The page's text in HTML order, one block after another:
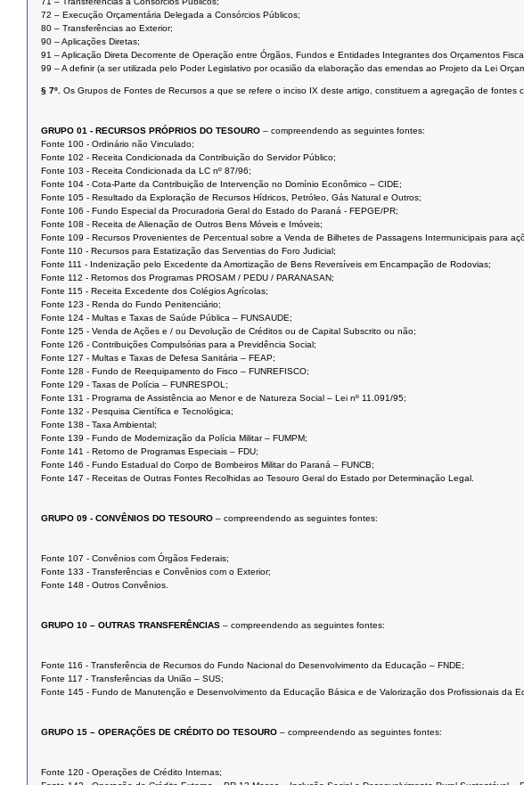
72 – Execução Orçamentária Delegada a Consórcios Públicos;
80 – Transferências ao Exterior;
90 – Aplicações Diretas;
91 – Aplicação Direta Decorrente de Operação entre Órgãos, Fundos e Entidades Integrantes dos Orçamentos
99 – A definir (a ser utilizada pelo Poder Legislativo por ocasião da elaboração das emendas ao Projeto da Lei
§ 7º. Os Grupos de Fontes de Recursos a que se refere o inciso IX deste artigo, constituem a agregação de fontes
GRUPO 01 - RECURSOS PRÓPRIOS DO TESOURO – compreendendo as seguintes fontes:
Fonte 100 - Ordinário não Vinculado;
Fonte 102 - Receita Condicionada da Contribuição do Servidor Público;
Fonte 103 - Receita Condicionada da LC nº 87/96;
Fonte 104 - Cota-Parte da Contribuição de Intervenção no Domínio Econômico – CIDE;
Fonte 105 - Resultado da Exploração de Recursos Hídricos, Petróleo, Gás Natural e Outros;
Fonte 106 - Fundo Especial da Procuradoria Geral do Estado do Paraná - FEPGE/PR;
Fonte 108 - Receita de Alienação de Outros Bens Móveis e Imóveis;
Fonte 109 - Recursos Provenientes de Percentual sobre a Venda de Bilhetes de Passagens Intermunicipais para
Fonte 110 - Recursos para Estatização das Serventias do Foro Judicial;
Fonte 111 - Indenização pelo Excedente da Amortização de Bens Reversíveis em Encampação de Rodovias;
Fonte 112 - Retornos dos Programas PROSAM / PEDU / PARANASAN;
Fonte 115 - Receita Excedente dos Colégios Agrícolas;
Fonte 123 - Renda do Fundo Penitenciário;
Fonte 124 - Multas e Taxas de Saúde Pública – FUNSAUDE;
Fonte 125 - Venda de Ações e / ou Devolução de Créditos ou de Capital Subscrito ou não;
Fonte 126 - Contribuições Compulsórias para a Previdência Social;
Fonte 127 - Multas e Taxas de Defesa Sanitária – FEAP;
Fonte 128 - Fundo de Reequipamento do Fisco – FUNREFISCO;
Fonte 129 - Taxas de Polícia – FUNRESPOL;
Fonte 131 - Programa de Assistência ao Menor e de Natureza Social – Lei nº 11.091/95;
Fonte 132 - Pesquisa Científica e Tecnológica;
Fonte 138 - Taxa Ambiental;
Fonte 139 - Fundo de Modernização da Polícia Militar – FUMPM;
Fonte 141 - Retorno de Programas Especiais – FDU;
Fonte 146 - Fundo Estadual do Corpo de Bombeiros Militar do Paraná – FUNCB;
Fonte 147 - Receitas de Outras Fontes Recolhidas ao Tesouro Geral do Estado por Determinação Legal.
GRUPO 09 - CONVÊNIOS DO TESOURO – compreendendo as seguintes fontes:
Fonte 107 - Convênios com Órgãos Federais;
Fonte 133 - Transferências e Convênios com o Exterior;
Fonte 148 - Outros Convênios.
GRUPO 10 – OUTRAS TRANSFERÊNCIAS – compreendendo as seguintes fontes:
Fonte 116 - Transferência de Recursos do Fundo Nacional do Desenvolvimento da Educação – FNDE;
Fonte 117 - Transferências da União – SUS;
Fonte 145 - Fundo de Manutenção e Desenvolvimento da Educação Básica e de Valorização dos Profissionais da
GRUPO 15 – OPERAÇÕES DE CRÉDITO DO TESOURO – compreendendo as seguintes fontes:
Fonte 120 - Operações de Crédito Internas;